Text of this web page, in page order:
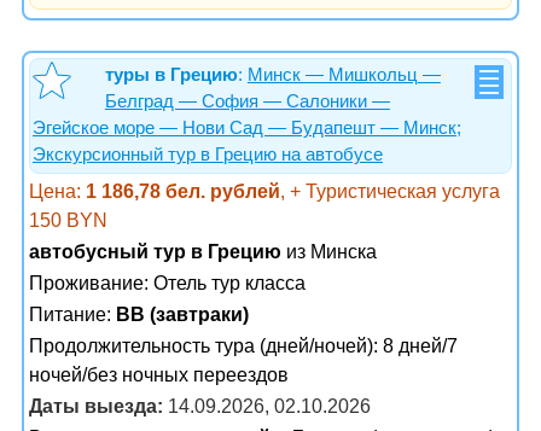
туры в Грецию: Минск — Мишкольц —
Белград — София — Салоники —
Эгейское море — Нови Сад — Будапешт — Минск;
Экскурсионный тур в Грецию на автобусе
Цена: 1 186,78 бел. рублей, + Туристическая услуга
150 BYN
автобусный тур в Грецию из Минска
Проживание: Отель тур класса
Питание: BB (завтраки)
Продолжительность тура (дней/ночей): 8 дней/7
ночей/без ночных переездов
Даты выезда: 14.09.2026, 02.10.2026